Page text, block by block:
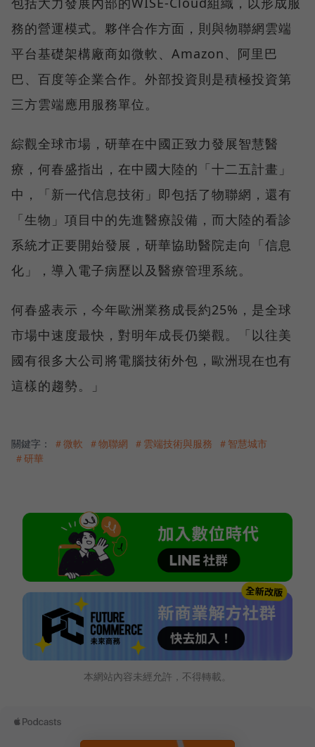
務的營運模式。夥伴合作方面，則與物聯網雲端
平台基礎架構廠商如微軟、Amazon、阿里巴
巴、百度等企業合作。外部投資則是積極投資第
三方雲端應用服務單位。
綜觀全球市場，研華在中國正致力發展智慧醫
療，何春盛指出，在中國大陸的「十二五計畫」
中，「新一代信息技術」即包括了物聯網，還有
「生物」項目中的先進醫療設備，而大陸的看診
系統才正要開始發展，研華協助醫院走向「信息
化」，導入電子病歷以及醫療管理系統。
何春盛表示，今年歐洲業務成長約25%，是全球
市場中速度最快，對明年成長仍樂觀。「以往美
國有很多大公司將電腦技術外包，歐洲現在也有
這樣的趨勢。」
關鍵字： ＃微軟 ＃物聯網 ＃雲端技術與服務
＃智慧城市
＃研華
本網站內容未經允許，不得轉載。